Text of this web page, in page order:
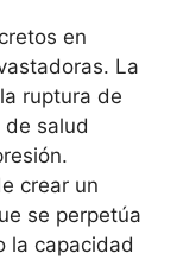
en
La
ruptura de
de salud
crear un
se perpetúa
la capacidad